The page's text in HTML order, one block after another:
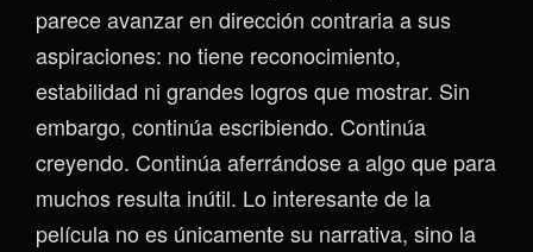
parece avanzar en dirección contraria a sus
aspiraciones: no tiene reconocimiento,
estabilidad ni grandes logros que mostrar. Sin
embargo, continúa escribiendo. Continúa
creyendo. Continúa aferrándose a algo que para
muchos resulta inútil. Lo interesante de la
película no es únicamente su narrativa, sino la